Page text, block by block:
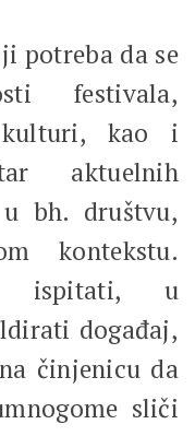
potreba da se
festivala,
kao i
aktuelnih
bh. društvu,
kontekstu.
ispitati, u
događaj,
činjenicu da
sliči